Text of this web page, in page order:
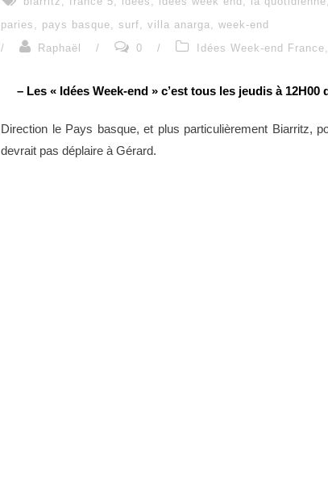
paries , pays basque, surf, villa anarga, week-end
/
Raphaël / 0 / Idées Week-end France,
– Les « Idées Week-end » c’est tous les jeudis à 12H00
Direction le Pays basque, et plus particulièrement Biarritz,
devrait pas déplaire à Gérard.